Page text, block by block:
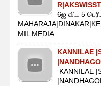
6ஐ விட 5
MIL MEDIA
KANNILAE
KANNILAE